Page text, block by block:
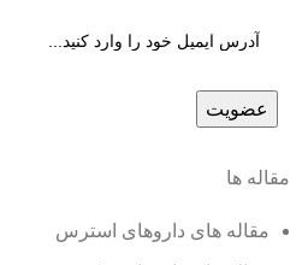
مقاله ها
مقاله های داروهای استرس